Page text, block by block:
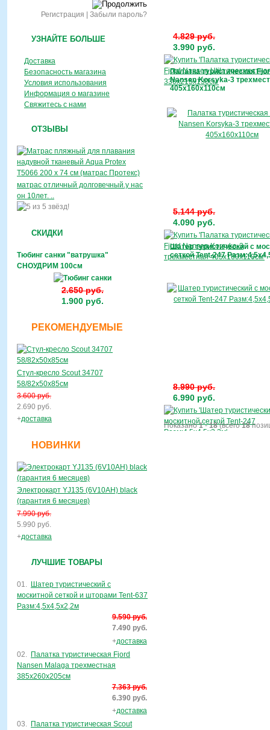
4.829 руб.
3.990 руб.
Палатка туристическая
Nansen Korsyka-3
405х160х110см
5.144 руб.
4.090 руб.
Шатер туристический с
сеткой Tent-247
8.990 руб.
6.990 руб.
Показано1-18(всего18
Регистрация | Забыли пароль?
УЗНАЙТЕ БОЛЬШЕ
Доставка
Безопасность магазина
Условия использования
Информация о магазине
Свяжитесь с нами
ОТЗЫВЫ
матрас отличный долговечный.у нас
он 10лет. ..
СКИДКИ
Тюбинг санки "ватрушка"
СНОУДРИМ 100см
2.650 руб.
1.900 руб.
РЕКОМЕНДУЕМЫЕ
Стул-кресло Scout 34707
58/82х50х85см
3.600 руб.
2.690 руб.
+доставка
НОВИНКИ
Электрокарт YJ135 (6V10AH) black
(гарантия 6 месяцев)
7.990 руб.
5.990 руб.
+доставка
ЛУЧШИЕ ТОВАРЫ
01. Шатер туристический с
москитной сеткой и шторами Tent-637
Разм:4,5х4,5х2,2м
9.590 руб.
7.490 руб.
+доставка
02. Палатка туристическая Fjord
Nansen Malaga трехместная
385х260х205см
7.363 руб.
6.390 руб.
+доставка
03. Палатка туристическая Scout